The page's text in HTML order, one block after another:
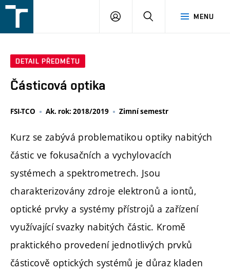
v
MENU
PŘIHLÁŠENÍ
DETAIL PŘEDMĚTU
Částicová optika
FSI-TCO Ak. rok: 2018/2019 Zimní semestr
Kurz se zabývá problematikou optiky nabitých
částic ve fokusačních a vychylovacích
systémech a spektrometrech. Jsou
charakterizovány zdroje elektronů a iontů,
optické prvky a systémy přístrojů a zařízení
využívající svazky nabitých částic. Kromě
praktického provedení jednotlivých prvků
částicově optických systémů je důraz kladen